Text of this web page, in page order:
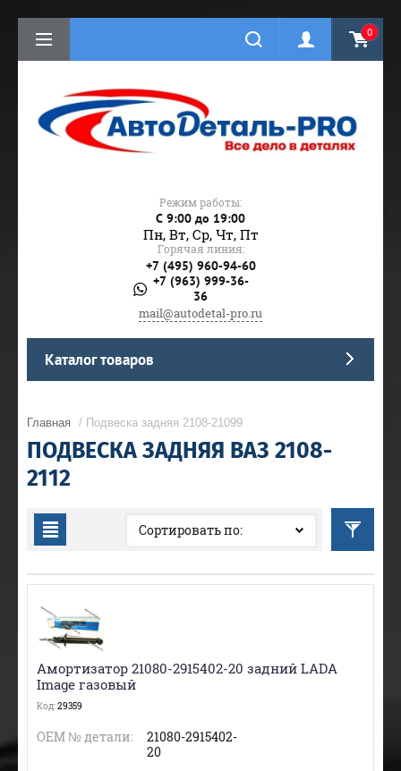
0
Режим работы:
C 9:00 до 19:00
Пн, Вт, Ср, Чт, Пт
Горячая линия:
+7 (495) 960-94-60
+7 (963) 999-36-
36
mail@autodetal-pro.ru
Каталог товаров
Главная / Подвеска задняя 2108-21099
ПОДВЕСКА ЗАДНЯЯ ВАЗ 2108-
2112
Сортировать по:
Амортизатор 21080-2915402-20 задний LADA
Image газовый
Код:29359
ОЕМ № детали:
21080-2915402-
20